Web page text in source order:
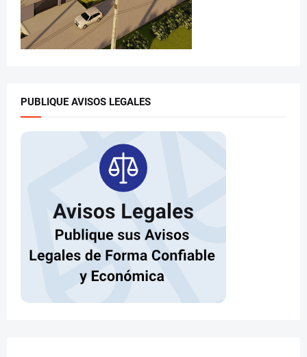
PUBLIQUE AVISOS LEGALES